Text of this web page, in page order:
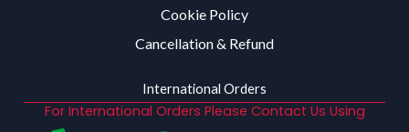
Cookie Policy
Cancellation & Refund
International Orders
For International Orders Please Contact Us Using